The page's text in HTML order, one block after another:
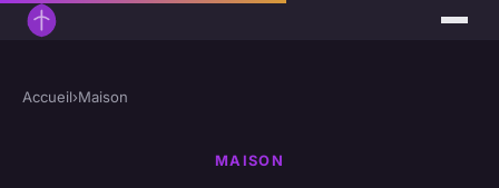
Accueil›Maison
MAISON